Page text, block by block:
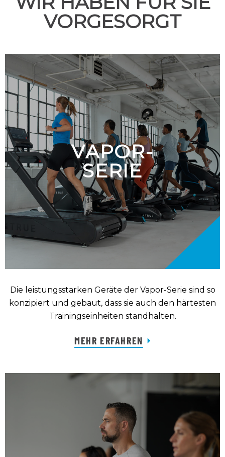
VORGESORGT
VAPOR-
SERIE
Die leistungsstarken Geräte der Vapor-Serie sind so
konzipiert und gebaut, dass sie auch den härtesten
Trainingseinheiten standhalten.
MEHR ERFAHREN